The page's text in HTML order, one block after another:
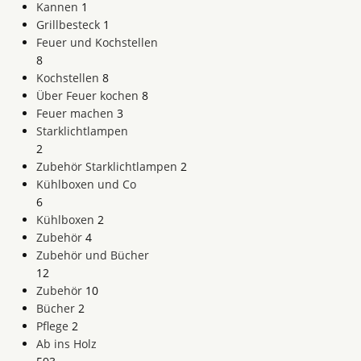
Kannen 1
Grillbesteck 1
Feuer und Kochstellen
8
Kochstellen 8
Über Feuer kochen 8
Feuer machen 3
Starklichtlampen
2
Zubehör Starklichtlampen 2
Kühlboxen und Co
6
Kühlboxen 2
Zubehör 4
Zubehör und Bücher
12
Zubehör 10
Bücher 2
Pflege 2
Ab ins Holz